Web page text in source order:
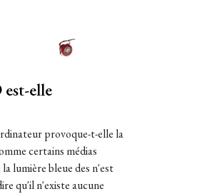
elle
provoque-t-elle la
certains médias
lumière bleue des n'est
qu'il n'existe aucune